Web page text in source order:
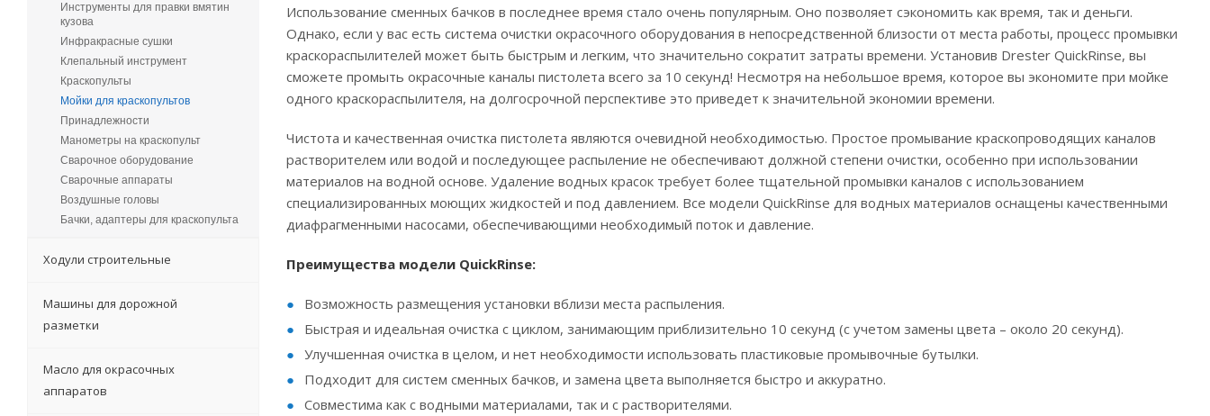
Использование сменных бачков в последнее время стало очень популярным. Оно позволяет сэкономить как время, так и деньги.
Однако, если у вас есть система очистки окрасочного оборудования в непосредственной близости от места работы, процесс промывки
краскораспылителей может быть быстрым и легким, что значительно сократит затраты времени. Установив Drester QuickRinse, вы
сможете промыть окрасочные каналы пистолета всего за 10 секунд! Несмотря на небольшое время, которое вы экономите при мойке
одного краскораспылителя, на долгосрочной перспективе это приведет к значительной экономии времени.
Чистота и качественная очистка пистолета являются очевидной необходимостью. Простое промывание краскопроводящих каналов
растворителем или водой и последующее распыление не обеспечивают должной степени очистки, особенно при использовании
материалов на водной основе. Удаление водных красок требует более тщательной промывки каналов с использованием
специализированных моющих жидкостей и под давлением. Все модели QuickRinse для водных материалов оснащены качественными
диафрагменными насосами, обеспечивающими необходимый поток и давление.
Преимущества модели QuickRinse:
Возможность размещения установки вблизи места распыления.
Быстрая и идеальная очистка с циклом, занимающим приблизительно 10 секунд (с учетом замены цвета – около 20 секунд).
Улучшенная очистка в целом, и нет необходимости использовать пластиковые промывочные бутылки.
Подходит для систем сменных бачков, и замена цвета выполняется быстро и аккуратно.
Совместима как с водными материалами, так и с растворителями.
Инструменты для правки вмятин
кузова
Инфракрасные сушки
Клепальный инструмент
Краскопульты
Мойки для краскопультов
Принадлежности
Манометры на краскопульт
Сварочное оборудование
Сварочные аппараты
Воздушные головы
Бачки, адаптеры для краскопульта
Ходули строительные
Машины для дорожной
разметки
Масло для окрасочных
аппаратов